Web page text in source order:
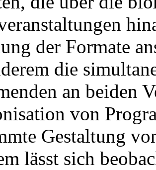
der Formate
die
an beiden
von
Gestaltung
lässt sich